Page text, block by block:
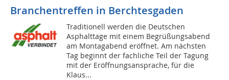
Branchentreffen in Berchtesgaden
Traditionell werden die Deutschen
Asphalttage mit einem Begrüßungsabend
am Montagabend eröffnet. Am nächsten
Tag beginnt der fachliche Teil der Tagung
mit der Eröffnungsansprache, für die
Klaus...